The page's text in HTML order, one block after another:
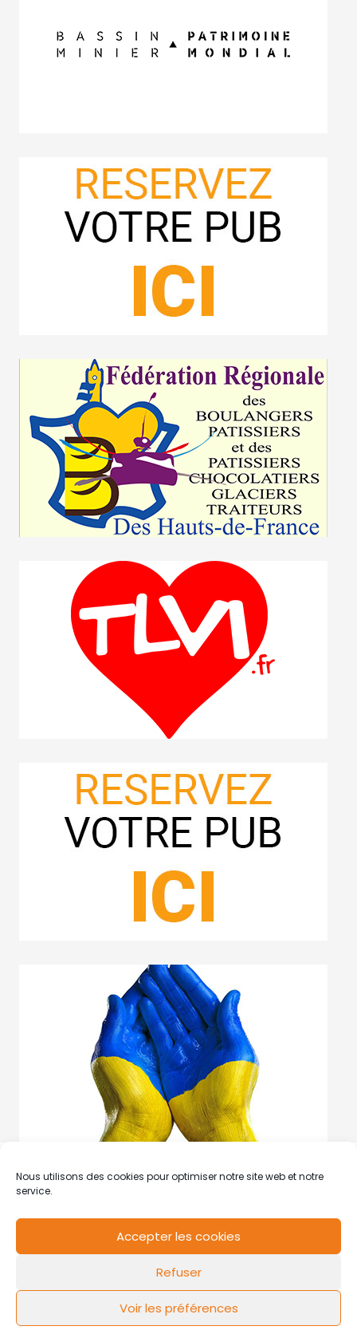
Nous utilisons des cookies pour optimiser notre site web et notre
service.
Accepter les cookies
Refuser
Voir les préférences
Mentions légales Politique de cookies
FLOW44